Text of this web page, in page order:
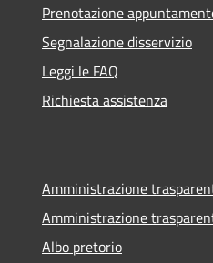
Prenotazione
Segnalazione disservizio
Leggi le FAQ
Richiesta assistenza
Amministrazione
Amministrazione
Albo pretorio